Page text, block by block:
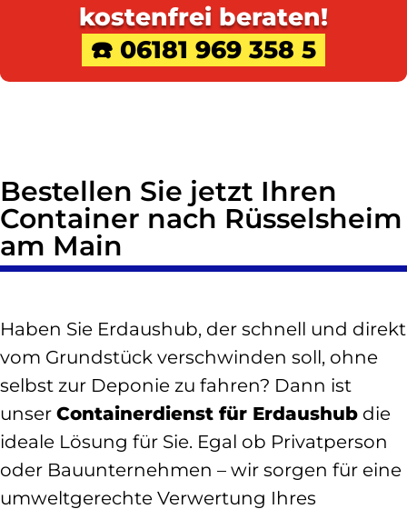
kostenfrei beraten!
☎️ 06181 969 358 5
Bestellen Sie jetzt Ihren
Container nach Rüsselsheim
am Main
Haben Sie Erdaushub, der schnell und direkt
vom Grundstück verschwinden soll, ohne
selbst zur Deponie zu fahren? Dann ist
unser Containerdienst für Erdaushub die
ideale Lösung für Sie. Egal ob Privatperson
oder Bauunternehmen – wir sorgen für eine
umweltgerechte Verwertung Ihres